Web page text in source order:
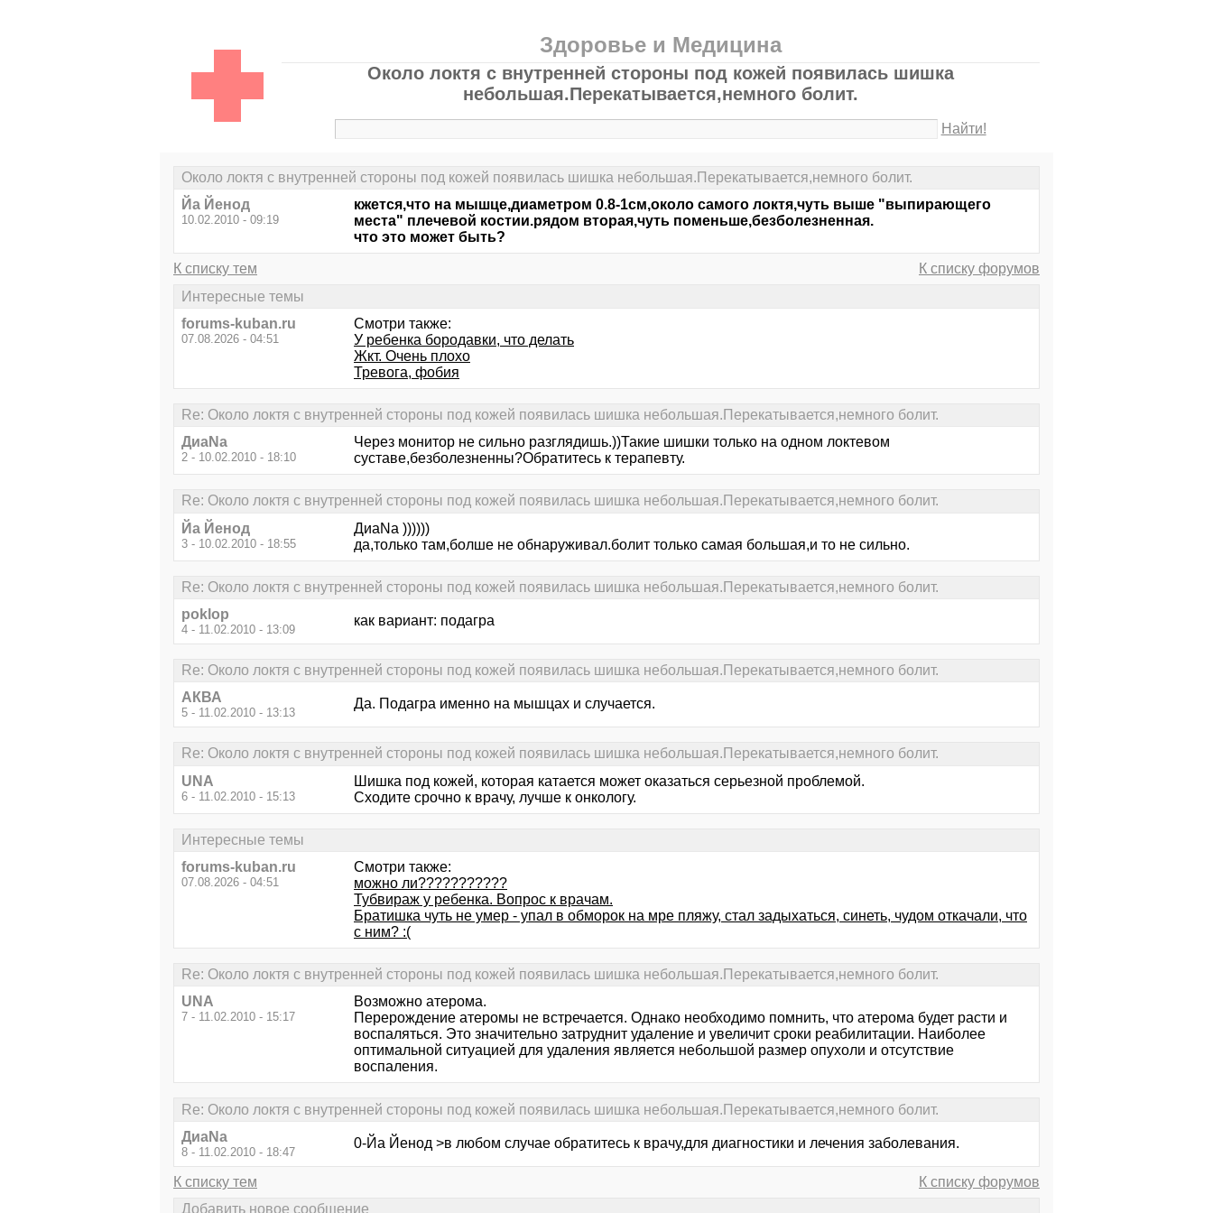
Здоровье и Медицина
Около локтя с внутренней стороны под кожей появилась шишка
небольшая.Перекатывается,немного болит.
Найти!
Около локтя с внутренней стороны под кожей появилась шишка небольшая.Перекатывается,немного болит.
Йа Йенод
10.02.2010 - 09:19
кжется,что на мышце,диаметром 0.8-1см,около самого локтя,чуть выше "выпирающего
места" плечевой костии.рядом вторая,чуть поменьше,безболезненная.
что это может быть?
К списку тем
К списку форумов
Интересные темы
forums-kuban.ru
07.08.2026 - 04:51
Смотри также:
У ребенка бородавки, что делать
Жкт. Очень плохо
Тревога, фобия
Re: Около локтя с внутренней стороны под кожей появилась шишка небольшая.Перекатывается,немного болит.
ДиаNa
2 - 10.02.2010 - 18:10
Через монитор не сильно разглядишь.))Такие шишки только на одном локтевом
суставе,безболезненны?Обратитесь к терапевту.
Re: Около локтя с внутренней стороны под кожей появилась шишка небольшая.Перекатывается,немного болит.
Йа Йенод
3 - 10.02.2010 - 18:55
ДиаNa ))))))
да,только там,болше не обнаруживал.болит только самая большая,и то не сильно.
Re: Около локтя с внутренней стороны под кожей появилась шишка небольшая.Перекатывается,немного болит.
poklop
4 - 11.02.2010 - 13:09
как вариант: подагра
Re: Около локтя с внутренней стороны под кожей появилась шишка небольшая.Перекатывается,немного болит.
АКВА
5 - 11.02.2010 - 13:13
Да. Подагра именно на мышцах и случается.
Re: Около локтя с внутренней стороны под кожей появилась шишка небольшая.Перекатывается,немного болит.
UNA
6 - 11.02.2010 - 15:13
Шишка под кожей, которая катается может оказаться серьезной проблемой.
Сходите срочно к врачу, лучше к онкологу.
Интересные темы
forums-kuban.ru
07.08.2026 - 04:51
Смотри также:
можно ли???????????
Тубвираж у ребенка. Вопрос к врачам.
Братишка чуть не умер - упал в обморок на мре пляжу, стал задыхаться, синеть, чудом откачали, что
с ним? :(
Re: Около локтя с внутренней стороны под кожей появилась шишка небольшая.Перекатывается,немного болит.
UNA
7 - 11.02.2010 - 15:17
Возможно атерома.
Перерождение атеромы не встречается. Однако необходимо помнить, что атерома будет расти и
воспаляться. Это значительно затруднит удаление и увеличит сроки реабилитации. Наиболее
оптимальной ситуацией для удаления является небольшой размер опухоли и отсутствие
воспаления.
Re: Около локтя с внутренней стороны под кожей появилась шишка небольшая.Перекатывается,немного болит.
ДиаNa
8 - 11.02.2010 - 18:47
0-Йа Йенод >в любом случае обратитесь к врачу,для диагностики и лечения заболевания.
К списку тем
К списку форумов
Добавить новое сообщение